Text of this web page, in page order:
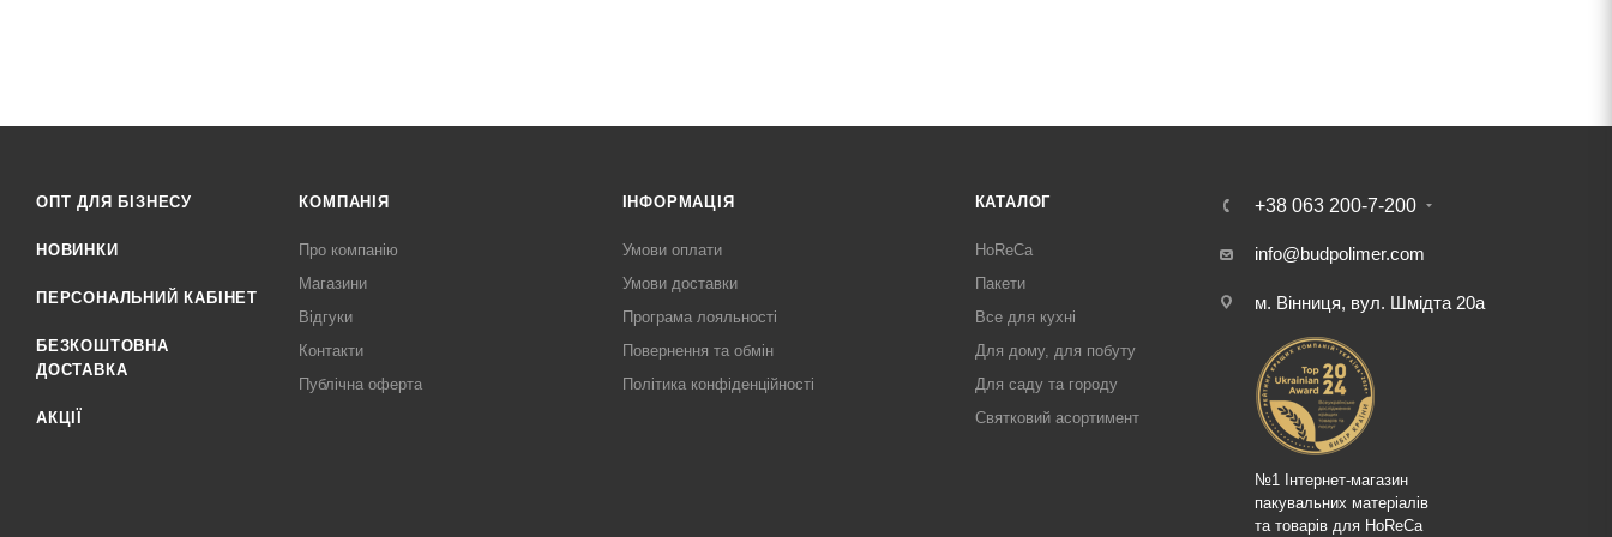
ОПТ ДЛЯ БІЗНЕСУ
НОВИНКИ
ПЕРСОНАЛЬНИЙ КАБІНЕТ
БЕЗКОШТОВНА
ДОСТАВКА
АКЦІЇ
КОМПАНІЯ
Про компанію
Магазини
Відгуки
Контакти
Публічна оферта
ІНФОРМАЦІЯ
Умови оплати
Умови доставки
Програма лояльності
Повернення та обмін
Політика конфіденційності
КАТАЛОГ
HoReCa
Пакети
Все для кухні
Для дому, для побуту
Для саду та городу
Святковий асортимент
+38 063 200-7-200
info@budpolimer.com
м. Вінниця, вул. Шмідта 20а
№1 Інтернет-магазин
пакувальних матеріалів
та товарів для HoReCa